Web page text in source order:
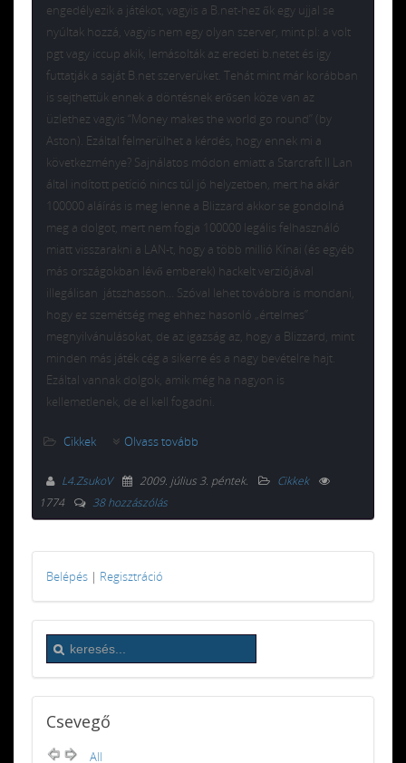
engedélyezik a játékot, vagyis a B.net-hez ők egy ujjal se
nyúltak hozzá, vagyis nem egy olyan szerver, mint pl: a volt
pgt vagy iccup akik, lemásolták az eredeti b.netet és igy
futtatják a saját B.net szerverüket. Tehát mint már korábban
is sejthettük ennek a döntésnek erősen köze van az
üzlethez vagyis “Money makes the world go round” (by
Aston). Ezáltal felmerülhet a kérdés, hogy ennek mi a
következménye? Sajnálatos módon emiatt a Starcraft II Lan
által indított petíció nincs túl jó helyzetben, mert ha akár
100000 aláírás is meg lenne a Blizzard akkor se gondolná
meg a dolgot, mert nem fogja 100000 legális felhasználó
miatt visszarakni a LAN-t, hogy a több millió Kínai (és egyéb
más országokban lévő emberek) hackelt verziójával
illegálisan játszhasson… Szóval lehet továbbra is mondani,
hogy ez szemétség meg ehhez hasonló „értelmes”
megnyilvánulásokat, de az igazság az, hogy a Blizzard, mint
minden más játék cég a sikerre és a nagy bevételre hajt.
Ezáltal vannak dolgok, amik még ha nagyon is
kellemetlenek, de el kell fogadni.
Cikkek Olvass tovább
L4.ZsukoV 2009. július 3. péntek.
Cikkek
1774
38 hozzászólás
Belépés | Regisztráció
Csevegő
All